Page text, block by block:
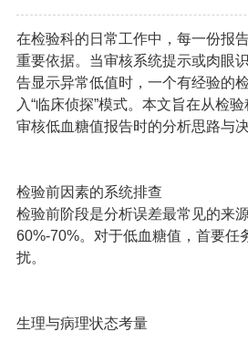
在检验科的日常工作中，每一份报
重要依据。当审核系统提示或肉眼
告显示异常低值时，一个有经验的
入“临床侦探”模式。本文旨在从检
审核低血糖值报告时的分析思路与决
检验前因素的系统排查
检验前阶段是分析误差最常见的来
60%-70%。对于低血糖值，首要任
扰。
生理与病理状态考量